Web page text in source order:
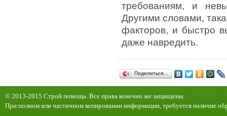
требованиям, и
Другими словами,
факторов, и быстро
даже навредить.
Поделиться…
© 2013-2015 Строй помощь. Все права конечно же защищены.
При полном или частичном копировании информации, требуется наличие